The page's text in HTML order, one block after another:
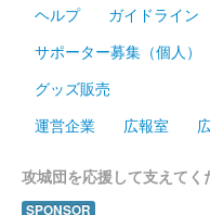
2023年12月16，17日に開
「MIXI_ANIME『城郭合体
れた「城郭合体オシロボ
会津若松城 御
び雀
ヘルプ
ガイドライン
サポーター募集（個人）
グッズ販売
運営企業
広報室
攻城団を応援して支えてく
SPONSOR